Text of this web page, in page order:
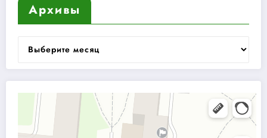
Архивы
Архивы